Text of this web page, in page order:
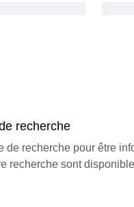
recherche
de recherche pour être
recherche sont